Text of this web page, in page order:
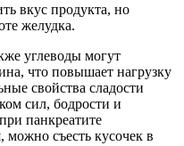
вкус продукта, но
желудка.
углеводы могут
что повышает нагрузку
свойства сладости
сил, бодрости и
панкреатите
можно съесть кусочек в